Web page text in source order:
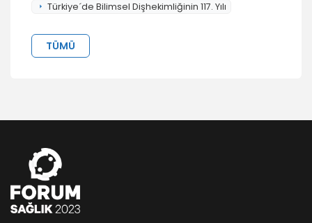
Türkiye´de Bilimsel Dişhekimliğinin 117. Yılı
TÜMÜ